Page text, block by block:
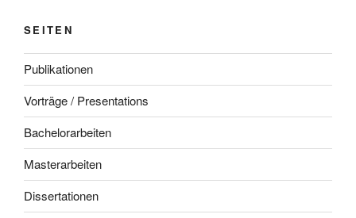
SEITEN
Publikationen
Vorträge / Presentations
Bachelorarbeiten
Masterarbeiten
Dissertationen